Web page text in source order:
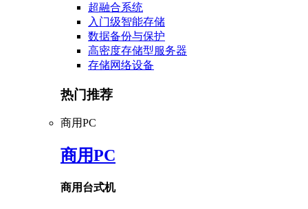
超融合系统
入门级智能存储
数据备份与保护
高密度存储型服务器
存储网络设备
热门推荐
商用PC
商用PC
商用台式机